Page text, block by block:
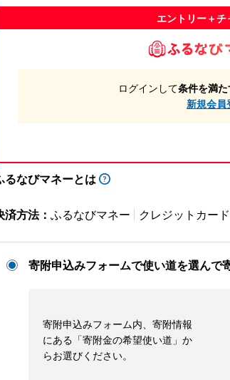
エントリー＋
ログインして条件を満
新規会員
るなびマネーとは
済方法： ふるなびマネー クレジットカード
寄附申込みフォームで使い道を選んで
寄附申込みフォーム内、寄附情報
にある「寄附金の希望使い道」か
らお選びください。